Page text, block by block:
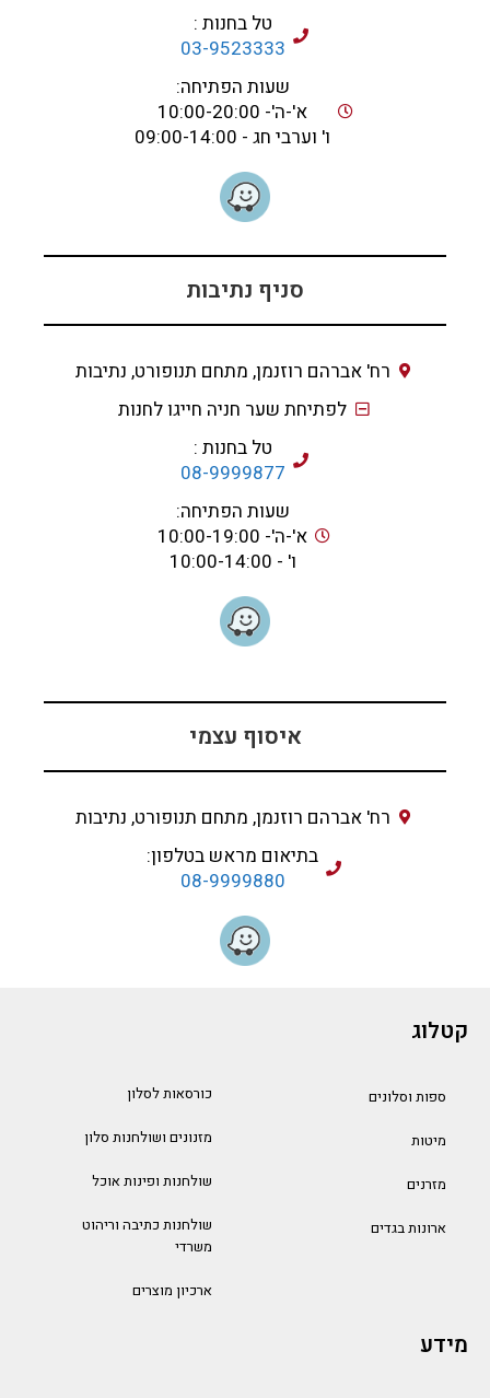
טל בחנות :
03-9523333
שעות הפתיחה:
א'-ה'- 10:00-20:00
ו' וערבי חג - 09:00-14:00
סניף נתיבות
רח' אברהם רוזנמן, מתחם תנופורט, נתיבות
לפתיחת שער חניה חייגו לחנות
טל בחנות :
08-9999877
שעות הפתיחה:
א'-ה'- 10:00-19:00
ו' - 10:00-14:00
איסוף עצמי
רח' אברהם רוזנמן, מתחם תנופורט, נתיבות
בתיאום מראש בטלפון:
08-9999880
קטלוג
ספות וסלונים
מיטות
מזרנים
ארונות בגדים
כורסאות לסלון
מזנונים ושולחנות סלון
שולחנות ופינות אוכל
שולחנות כתיבה וריהוט
משרדי
ארכיון מוצרים
מידע